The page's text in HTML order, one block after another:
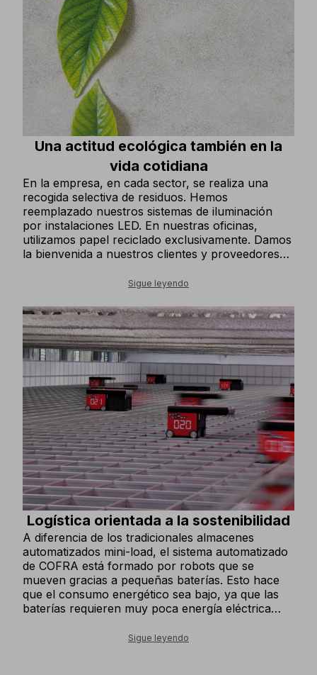
Una actitud ecológica también en la
vida cotidiana
En la empresa, en cada sector, se realiza una
recogida selectiva de residuos. Hemos
reemplazado nuestros sistemas de iluminación
por instalaciones LED. En nuestras oficinas,
utilizamos papel reciclado exclusivamente. Damos
la bienvenida a nuestros clientes y proveedores
Sigue leyendo
Logística orientada a la sostenibilidad
A diferencia de los tradicionales almacenes
automatizados mini-load, el sistema automatizado
de COFRA está formado por robots que se
mueven gracias a pequeñas baterías. Esto hace
que el consumo energético sea bajo, ya que las
baterías requieren muy poca energía eléctrica
nos ha permitido: - reducir el uso de camiones de
Sigue leyendo